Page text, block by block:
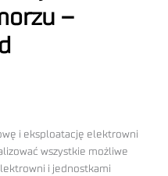
–
i eksploatację elektrowni
wszystkie możliwe
i jednostkami